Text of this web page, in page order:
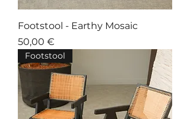
Footstool - Earthy Mosaic
Prix
50,00 €
Footstool